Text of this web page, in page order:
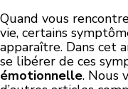
Quand vous
vie, certains
apparaître. Dans cet
se libérer de ces
émotionnelle. Nous